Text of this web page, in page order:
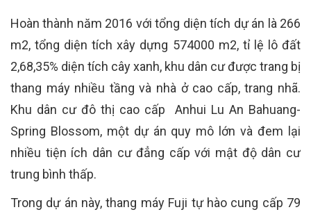
Hoàn thành năm 2016 với tổng diện tích dự án là 266
m2, tổng diện tích xây dựng 574000 m2, tỉ lệ lô đất
2,68,35% diện tích cây xanh, khu dân cư được trang bị
thang máy nhiều tầng và nhà ở cao cấp, trang nhã.
Khu dân cư đô thị cao cấp Anhui Lu An Bahuang-
Spring Blossom, một dự án quy mô lớn và đem lại
nhiều tiện ích dân cư đẳng cấp với mật độ dân cư
trung bình thấp.
Trong dự án này, thang máy Fuji tự hào cung cấp 79